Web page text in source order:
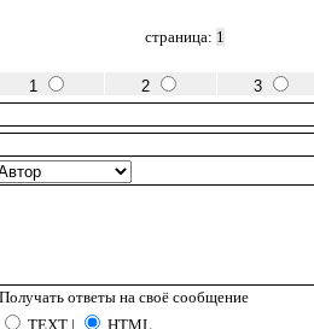
страница: 1
1 2 3
Получать ответы на своё сообщение
TEXT |
HTML